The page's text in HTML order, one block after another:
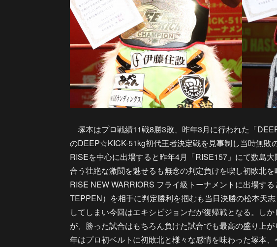
塚本はプロ戦績11戦8勝3敗、昨年3月に行われた「
のDEEP☆KICK-51kg初代王者決定戦を見事制し当時無敗
RISEを中心に出場すると昨年4月「RISE157」にて数島
合う壮絶な激闘を魅せるも無念の判定負けを喫し初敗北
RISE NEW WARRIORS フライ級トーナメントに出場す
TEPPEN）を相手に判定勝利を掴むも当日決勝の松本天
してしまい今回はエキシビジョンだが復帰戦となる。し
が、勝った試合はもちろん負けた試合でも最高の盛り上
年はプロ初ベルトに初敗北と様々な感情を味わった塚本